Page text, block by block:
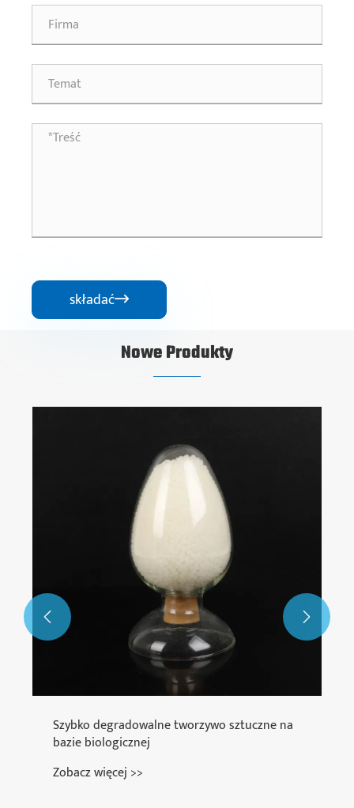
składać
Nowe Produkty
Szybko degradowalne tworzywo sztuczne na
bazie biologicznej
Zobacz więcej >>
 